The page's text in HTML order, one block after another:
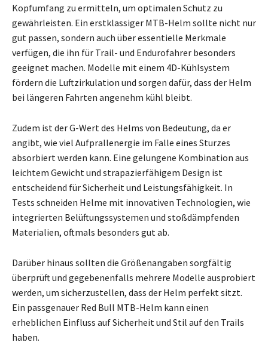
Kopfumfang zu ermitteln, um optimalen Schutz zu
gewährleisten. Ein erstklassiger MTB-Helm sollte nicht nur
gut passen, sondern auch über essentielle Merkmale
verfügen, die ihn für Trail- und Endurofahrer besonders
geeignet machen. Modelle mit einem 4D-Kühlsystem
fördern die Luftzirkulation und sorgen dafür, dass der Helm
bei längeren Fahrten angenehm kühl bleibt.
Zudem ist der G-Wert des Helms von Bedeutung, da er
angibt, wie viel Aufprallenergie im Falle eines Sturzes
absorbiert werden kann. Eine gelungene Kombination aus
leichtem Gewicht und strapazierfähigem Design ist
entscheidend für Sicherheit und Leistungsfähigkeit. In
Tests schneiden Helme mit innovativen Technologien, wie
integrierten Belüftungssystemen und stoßdämpfenden
Materialien, oftmals besonders gut ab.
Darüber hinaus sollten die Größenangaben sorgfältig
überprüft und gegebenenfalls mehrere Modelle ausprobiert
werden, um sicherzustellen, dass der Helm perfekt sitzt.
Ein passgenauer Red Bull MTB-Helm kann einen
erheblichen Einfluss auf Sicherheit und Stil auf den Trails
haben.